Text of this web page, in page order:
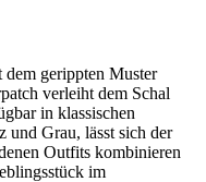
gerippten Muster
verleiht dem Schal
in klassischen
und Grau, lässt sich der
Outfits kombinieren
im